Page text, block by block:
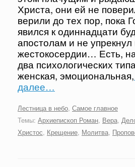
Христа, они ей не
верили до тех пор, пока
явился к одиннадцати
апостолам и не
жестокосердии… Есть,
два психологических
женская, эмоциональная,
далее…
Лестница в небо, Самое главное
Темы: Архиепископ Роман, Вера,
Христос, Крещение, Молитва,